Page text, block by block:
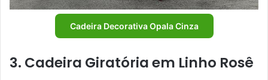
Cadeira Decorativa Opala Cinza
3. Cadeira Giratória em Linho Rosê